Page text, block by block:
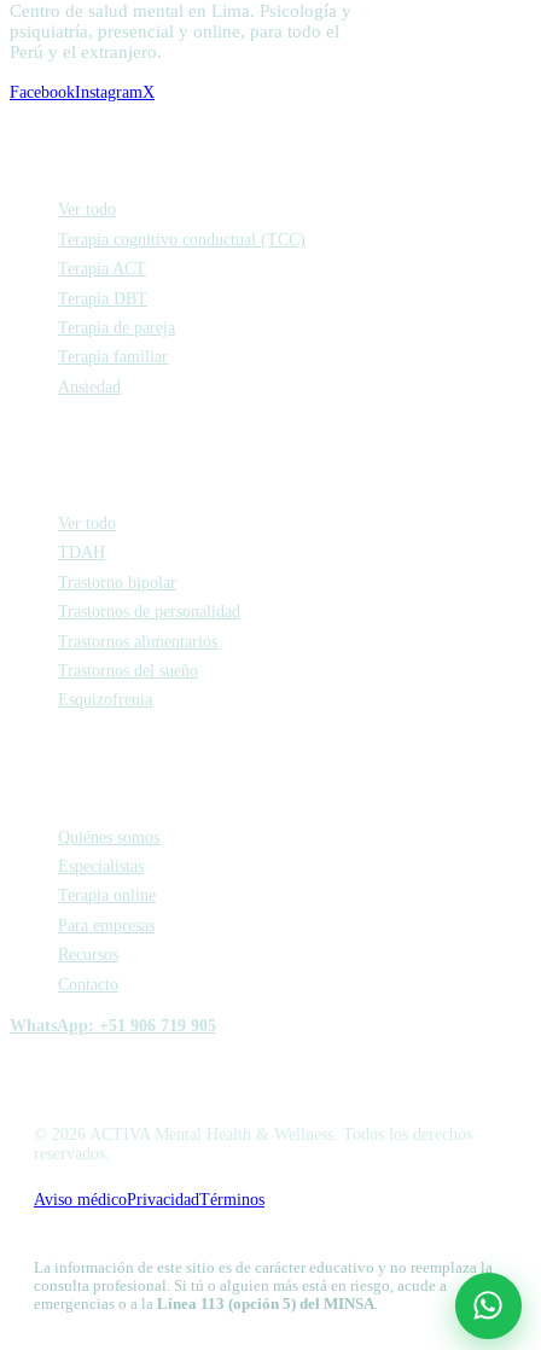
Centro de salud mental en Lima. Psicología y
psiquiatría, presencial y online, para todo el
Perú y el extranjero.
FacebookInstagramX
Ver todo
Terapia cognitivo conductual (TCC)
Terapia ACT
Terapia DBT
Terapia de pareja
Terapia familiar
Ansiedad
Ver todo
TDAH
Trastorno bipolar
Trastornos de personalidad
Trastornos alimentarios
Trastornos del sueño
Esquizofrenia
Quiénes somos
Especialistas
Terapia online
Para empresas
Recursos
Contacto
WhatsApp: +51 906 719 905
© 2026 ACTIVA Mental Health & Wellness. Todos los derechos
reservados.
Aviso médicoPrivacidadTérminos
La información de este sitio es de carácter educativo y no reemplaza la
consulta profesional. Si tú o alguien más está en riesgo, acude a
emergencias o a la Línea 113 (opción 5) del MINSA.